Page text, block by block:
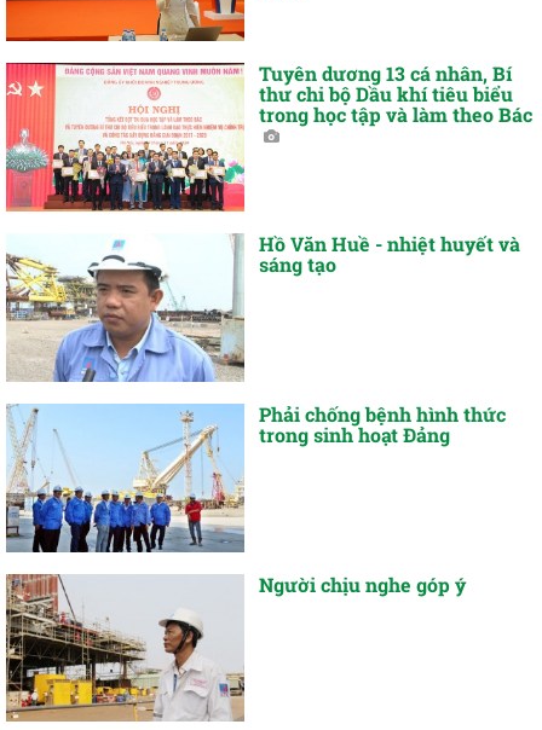
Tuyên dương 13 cá nhân, Bí
thư chi bộ Dầu khí tiêu biểu
trong học tập và làm theo Bác
Hồ Văn Huề - nhiệt huyết và
sáng tạo
Phải chống bệnh hình thức
trong sinh hoạt Đảng
Người chịu nghe góp ý